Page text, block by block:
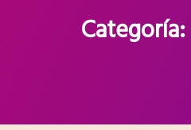
Categoría: